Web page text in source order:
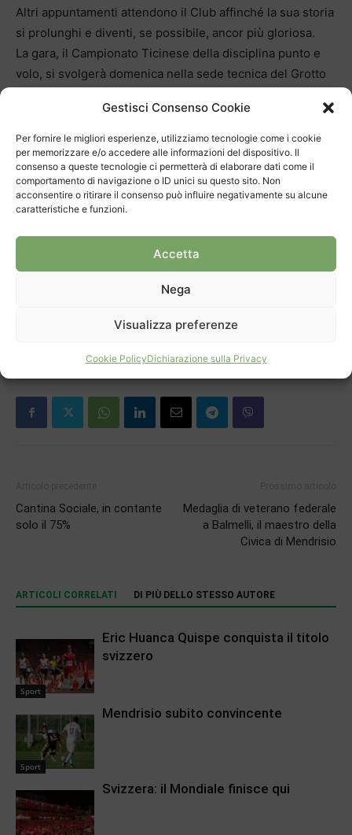
Gestisci Consenso Cookie
Per fornire le migliori esperienze, utilizziamo tecnologie come i cookie
per memorizzare e/o accedere alle informazioni del dispositivo. Il
consenso a queste tecnologie ci permetterà di elaborare dati come il
comportamento di navigazione o ID unici su questo sito. Non
acconsentire o ritirare il consenso può influire negativamente su alcune
caratteristiche e funzioni.
Accetta
Nega
Visualizza preferenze
Cookie PolicyDichiarazione sulla Privacy
Altri appuntamenti attendono il Club affinché la sua storia
si prolunghi e diventi, se possibile, ancor più gloriosa.
La gara, il Campionato Ticinese della disciplina punto e
volo, si svolgerà domenica nella sede tecnica del Grotto
Domani pomeriggio, sabato 24, sempre alla Cercera si
concluderà il torneo che da sei anni il Club di Rancate
organizza in concomitanza con la popolare fiera di San
Martino. È un’ulteriore iniziativa che valorizza il nostro
territorio abbinando lo sport alle tradizioni più genuine.
Cantina Sociale, in contante
solo il 75%
Medaglia di veterano federale
a Balmelli, il maestro della
Civica di Mendrisio
ARTICOLI CORRELATI DI PIÙ DELLO STESSO AUTORE
Sport
Eric Huanca Quispe conquista il titolo
svizzero
Sport
Mendrisio subito convincente
Svizzera: il Mondiale finisce qui